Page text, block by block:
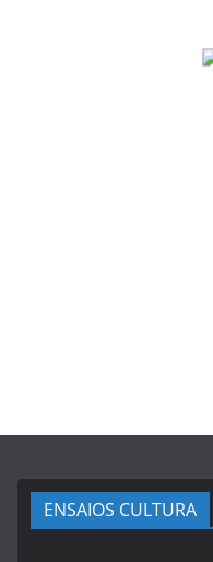
ENSAIOS CULTURA